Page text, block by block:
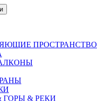
ПРОСТРАНСТВО
& РЕКИ